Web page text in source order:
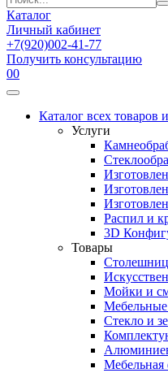
Каталог
Личный кабинет
+7(920)002-41-77
Получить консультацию
00
Каталог всех товаров
Услуги
Распил и
3D
Товары
Мойки и
Стекло и
Мебельная